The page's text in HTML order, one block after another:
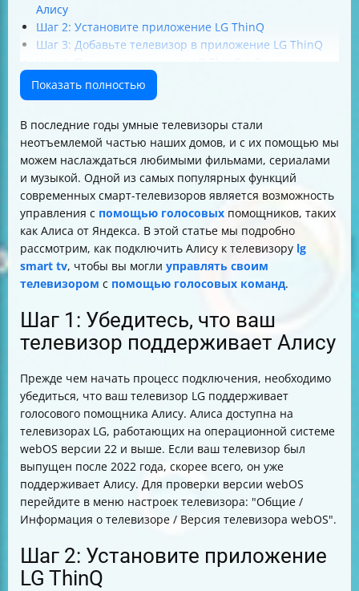
Алису
Шаг 2: Установите приложение LG ThinQ
Шаг 3: Добавьте телевизор в приложение LG ThinQ
Шаг 5: Настройте управление телевизором через
Алису
Заключение
Показать полностью
В последние годы умные телевизоры стали
неотъемлемой частью наших домов, и с их помощью мы
можем наслаждаться любимыми фильмами, сериалами
и музыкой. Одной из самых популярных функций
современных смарт-телевизоров является возможность
управления с помощью голосовых помощников, таких
как Алиса от Яндекса. В этой статье мы подробно
рассмотрим, как подключить Алису к телевизору lg
smart tv, чтобы вы могли управлять своим
телевизором с помощью голосовых команд.
Шаг 1: Убедитесь, что ваш
телевизор поддерживает Алису
Прежде чем начать процесс подключения, необходимо
убедиться, что ваш телевизор LG поддерживает
голосового помощника Алису. Алиса доступна на
телевизорах LG, работающих на операционной системе
webOS версии 22 и выше. Если ваш телевизор был
выпущен после 2022 года, скорее всего, он уже
поддерживает Алису. Для проверки версии webOS
перейдите в меню настроек телевизора: "Общие /
Информация о телевизоре / Версия телевизора webOS".
Шаг 2: Установите приложение
LG ThinQ